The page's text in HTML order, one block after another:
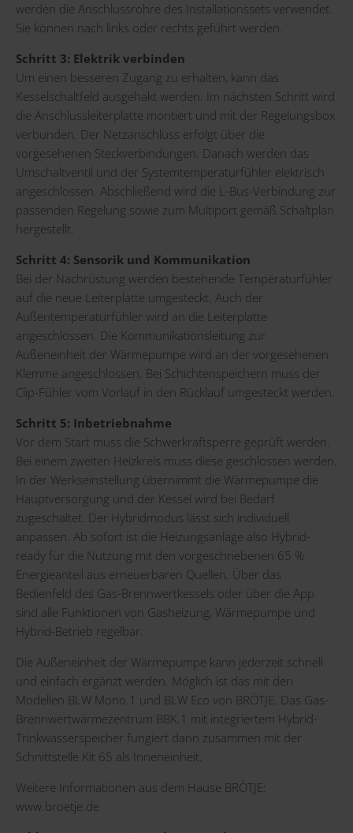
werden die Anschlussrohre des Installationssets verwendet.
Sie können nach links oder rechts geführt werden.
Schritt 3: Elektrik verbinden
Um einen besseren Zugang zu erhalten, kann das
Kesselschaltfeld ausgehakt werden. Im nächsten Schritt wird
die Anschlussleiterplatte montiert und mit der Regelungsbox
verbunden. Der Netzanschluss erfolgt über die
vorgesehenen Steckverbindungen. Danach werden das
Umschaltventil und der Systemtemperaturfühler elektrisch
angeschlossen. Abschließend wird die L-Bus-Verbindung zur
passenden Regelung sowie zum Multiport gemäß Schaltplan
hergestellt.
Schritt 4: Sensorik und Kommunikation
Bei der Nachrüstung werden bestehende Temperaturfühler
auf die neue Leiterplatte umgesteckt. Auch der
Außentemperaturfühler wird an die Leiterplatte
angeschlossen. Die Kommunikationsleitung zur
Außeneinheit der Wärmepumpe wird an der vorgesehenen
Klemme angeschlossen. Bei Schichtenspeichern muss der
Clip-Fühler vom Vorlauf in den Rücklauf umgesteckt werden.
Schritt 5: Inbetriebnahme
Vor dem Start muss die Schwerkraftsperre geprüft werden.
Bei einem zweiten Heizkreis muss diese geschlossen werden.
In der Werkseinstellung übernimmt die Wärmepumpe die
Hauptversorgung und der Kessel wird bei Bedarf
zugeschaltet. Der Hybridmodus lässt sich individuell
anpassen. Ab sofort ist die Heizungsanlage also Hybrid-
ready für die Nutzung mit den vorgeschriebenen 65 %
Energieanteil aus erneuerbaren Quellen. Über das
Bedienfeld des Gas-Brennwertkessels oder über die App
sind alle Funktionen von Gasheizung, Wärmepumpe und
Hybrid-Betrieb regelbar.
Die Außeneinheit der Wärmepumpe kann jederzeit schnell
und einfach ergänzt werden. Möglich ist das mit den
Modellen BLW Mono.1 und BLW Eco von BRÖTJE. Das Gas-
Brennwertwärmezentrum BBK.1 mit integriertem Hybrid-
Trinkwasserspeicher fungiert dann zusammen mit der
Schnittstelle Kit 65 als Inneneinheit.
Weitere Informationen aus dem Hause BRÖTJE:
www.broetje.de